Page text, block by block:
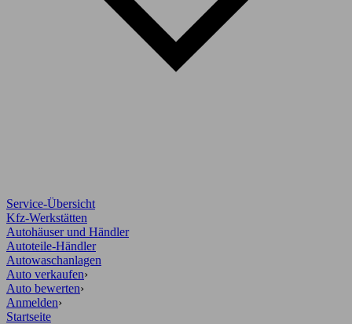
Service-Übersicht
Kfz-Werkstätten
Autohäuser und Händler
Autoteile-Händler
Autowaschanlagen
Auto verkaufen›
Auto bewerten›
Anmelden›
Startseite